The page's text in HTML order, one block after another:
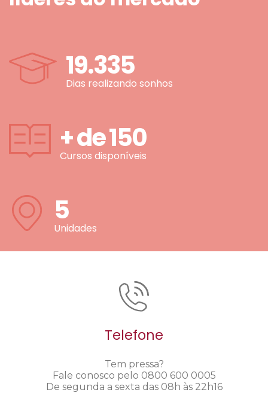
19.335
Dias realizando sonhos
+ de150
Cursos disponíveis
5
Unidades
Telefone
Tem pressa?
Fale conosco pelo 0800 600 0005
De segunda a sexta das 08h às 22h16